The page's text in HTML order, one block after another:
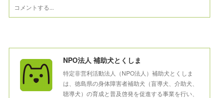
NPO法人 補助犬とくしま
特定非営利活動法人（NPO法人）補助犬とくしま
は、徳島県の身体障害者補助犬（盲導犬、介助犬、
聴導犬）の育成と普及啓発を促進する事業を行い、